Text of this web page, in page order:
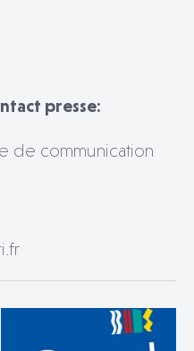
presse:
de communication